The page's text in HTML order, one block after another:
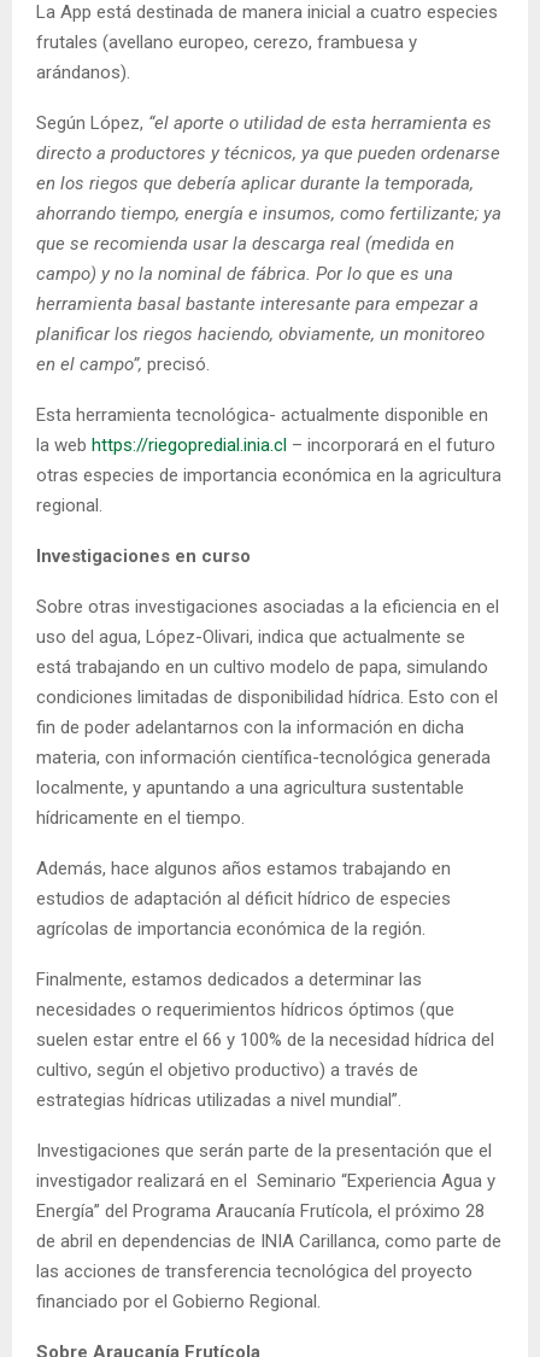
La App está destinada de manera inicial a cuatro especies
frutales (avellano europeo, cerezo, frambuesa y
arándanos).
Según López, “el aporte o utilidad de esta herramienta es
directo a productores y técnicos, ya que pueden ordenarse
en los riegos que debería aplicar durante la temporada,
ahorrando tiempo, energía e insumos, como fertilizante; ya
que se recomienda usar la descarga real (medida en
campo) y no la nominal de fábrica. Por lo que es una
herramienta basal bastante interesante para empezar a
planificar los riegos haciendo, obviamente, un monitoreo
en el campo”, precisó.
Esta herramienta tecnológica- actualmente disponible en
la web https://riegopredial.inia.cl – incorporará en el futuro
otras especies de importancia económica en la agricultura
regional.
Investigaciones en curso
Sobre otras investigaciones asociadas a la eficiencia en el
uso del agua, López-Olivari, indica que actualmente se
está trabajando en un cultivo modelo de papa, simulando
condiciones limitadas de disponibilidad hídrica. Esto con el
fin de poder adelantarnos con la información en dicha
materia, con información científica-tecnológica generada
localmente, y apuntando a una agricultura sustentable
hídricamente en el tiempo.
Además, hace algunos años estamos trabajando en
estudios de adaptación al déficit hídrico de especies
agrícolas de importancia económica de la región.
Finalmente, estamos dedicados a determinar las
necesidades o requerimientos hídricos óptimos (que
suelen estar entre el 66 y 100% de la necesidad hídrica del
cultivo, según el objetivo productivo) a través de
estrategias hídricas utilizadas a nivel mundial”.
Investigaciones que serán parte de la presentación que el
investigador realizará en el Seminario “Experiencia Agua y
Energía” del Programa Araucanía Frutícola, el próximo 28
de abril en dependencias de INIA Carillanca, como parte de
las acciones de transferencia tecnológica del proyecto
financiado por el Gobierno Regional.